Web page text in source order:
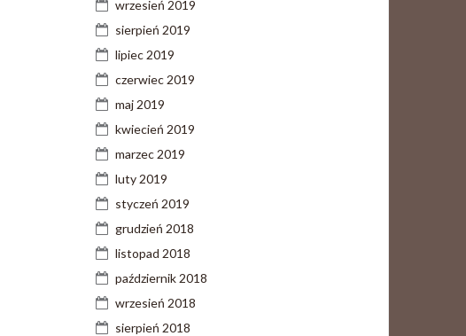
wrzesień 2019
sierpień 2019
lipiec 2019
czerwiec 2019
maj 2019
kwiecień 2019
marzec 2019
luty 2019
styczeń 2019
grudzień 2018
listopad 2018
październik 2018
wrzesień 2018
sierpień 2018